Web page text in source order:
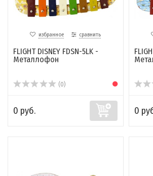
избранное сравнить
FLIGHT DISNEY FDSN-5LK -
Металлофон
(0)
0 руб. 0